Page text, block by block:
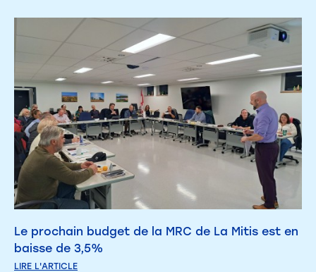
Le prochain budget de la MRC de La Mitis est en
baisse de 3,5%
LIRE L'ARTICLE